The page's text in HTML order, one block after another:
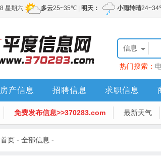
信息
热门搜索：
房产信息 招聘信息 求职信息
免费发布信息>>370283.com 最新天气
首页 - 全部信息 -